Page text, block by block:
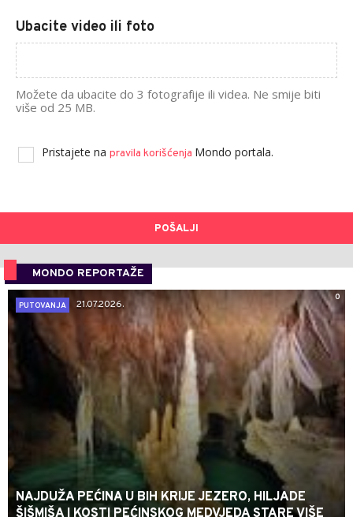
Ubacite video ili foto
Možete da ubacite do 3 fotografije ili videa. Ne smije biti
više od 25 MB.
Pristajete na pravila korišćenja Mondo portala.
POŠALJI
MONDO REPORTAŽE
0
PUTOVANJA
21.07.2026.
NAJDUŽA PEĆINA U BIH KRIJE JEZERO, HILJADE
ŠIŠMIŠA I KOSTI PEĆINSKOG MEDVJEDA STARE VIŠE